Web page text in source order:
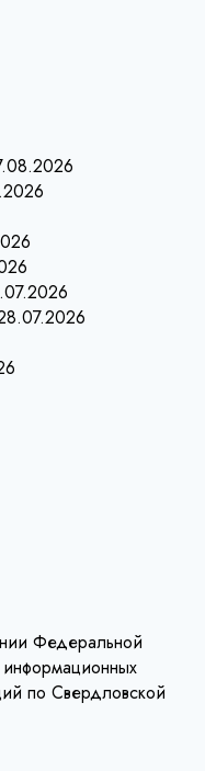
Федеральной
по Свердловской